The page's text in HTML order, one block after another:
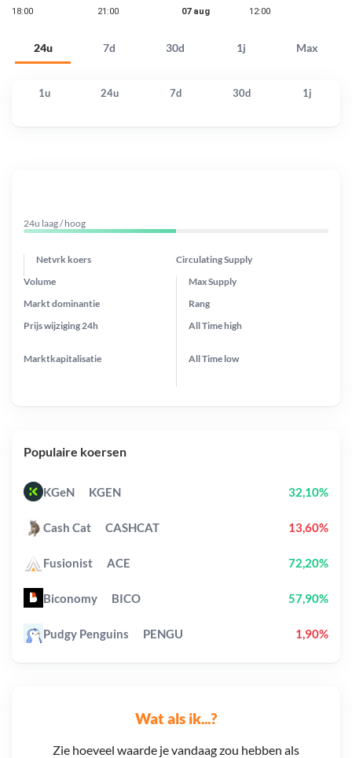
24u 7d 30d 1j Max
1u 24u 7d 30d 1j
Wat als ik...?
Zie hoeveel waarde je vandaag zou hebben als
24u laag / hoog
Netvrk koers Circulating Supply
Prijs wijziging24h
Max Supply
Markt dominantie
Marktkapitalisatie
Volume
Rang
All Timehigh
All Time low
Populaire koersen
KGeN KGEN 32,10%
Cash Cat CASHCAT 13,60%
Fusionist ACE 72,20%
Biconomy BICO 57,90%
Pudgy Penguins PENGU 1,90%